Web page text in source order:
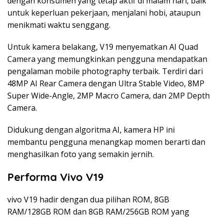
untuk keperluan pekerjaan, menjalani hobi, ataupun
menikmati waktu senggang.
Untuk kamera belakang, V19 menyematkan AI Quad
Camera yang memungkinkan pengguna mendapatkan
pengalaman mobile photography terbaik. Terdiri dari
48MP AI Rear Camera dengan Ultra Stable Video, 8MP
Super Wide-Angle, 2MP Macro Camera, dan 2MP Depth
Camera.
Didukung dengan algoritma AI, kamera HP ini
membantu pengguna menangkap momen berarti dan
menghasilkan foto yang semakin jernih.
Performa Vivo V19
vivo V19 hadir dengan dua pilihan ROM, 8GB
RAM/128GB ROM dan 8GB RAM/256GB ROM yang